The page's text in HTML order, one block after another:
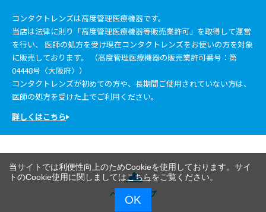
コンタクトレンズは高度管理医療機器です。
当店は法律に則り「高度管理医療機器等販売業許可」を取得して運営
を行い、 医師の処方を受け現在コンタクトレンズをお使いの方を対象
に販売しております。 （高度管理医療機器の販売業許可番号：第
04448号〈大阪府〉）
コンタクトレンズが初めての方や、長期間ご使用されていない方は、
医師の処方を受けた上でご利用ください。
詳しくはこちら
ページトップ
当サイトでは利便性向上のためCookieを使用しております。サイ
トのCookie使用に関しましてはこちらをご覧ください。
OK